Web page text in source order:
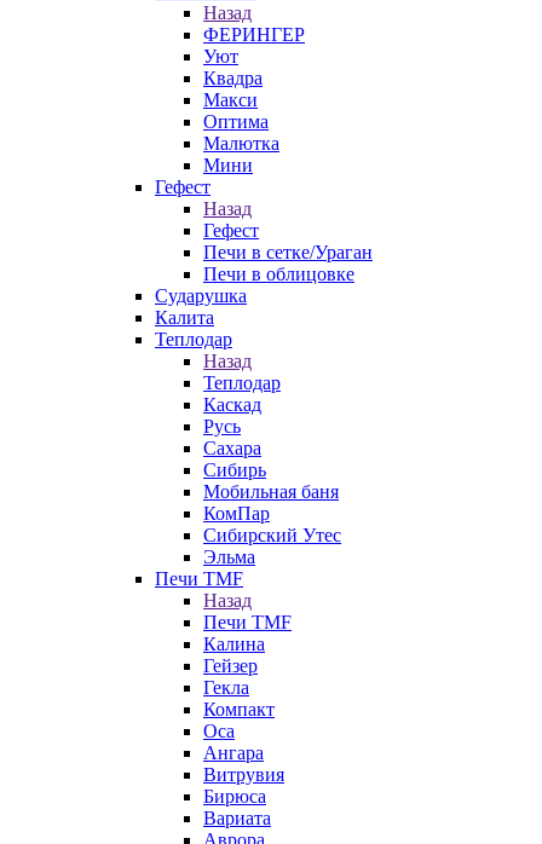
Назад
ФЕРИНГЕР
Уют
Квадра
Макси
Оптима
Малютка
Мини
Гефест
Назад
Гефест
Печи в сетке/Ураган
Печи в облицовке
Сударушка
Калита
Теплодар
Назад
Теплодар
Каскад
Русь
Сахара
Сибирь
Мобильная баня
КомПар
Сибирский Утес
Эльма
Печи TMF
Назад
Печи TMF
Калина
Гейзер
Гекла
Компакт
Оса
Ангара
Витрувия
Бирюса
Вариата
Аврора